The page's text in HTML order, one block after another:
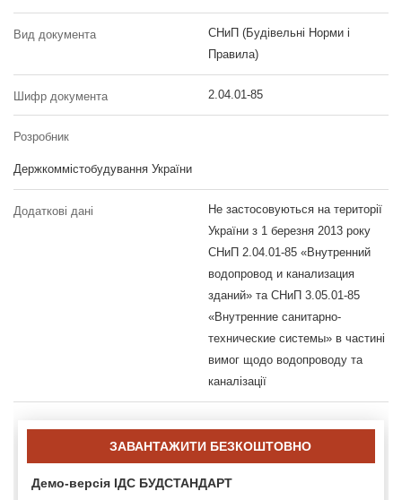
Вид документа
СНиП (Будівельні Норми і
Правила)
Шифр документа 2.04.01-85
Розробник
Держкоммістобудування України
Додаткові дані
Не застосовуються на території
України з 1 березня 2013 року
СНиП 2.04.01-85 «Внутренний
водопровод и канализация
зданий» та СНиП 3.05.01-85
«Внутренние санитарно-
технические системы» в частині
вимог щодо водопроводу та
каналізації
ЗАВАНТАЖИТИ БЕЗКОШТОВНО
Демо-версія ІДС БУДСТАНДАРТ